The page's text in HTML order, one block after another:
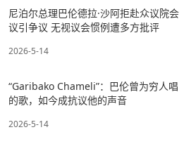
尼泊尔总理巴伦德拉·沙阿拒赴众议院会
议引争议 无视议会惯例遭多方批评
2026-5-14
“Garibako Chameli”：巴伦曾为穷人唱
的歌，如今成抗议他的声音
2026-5-14